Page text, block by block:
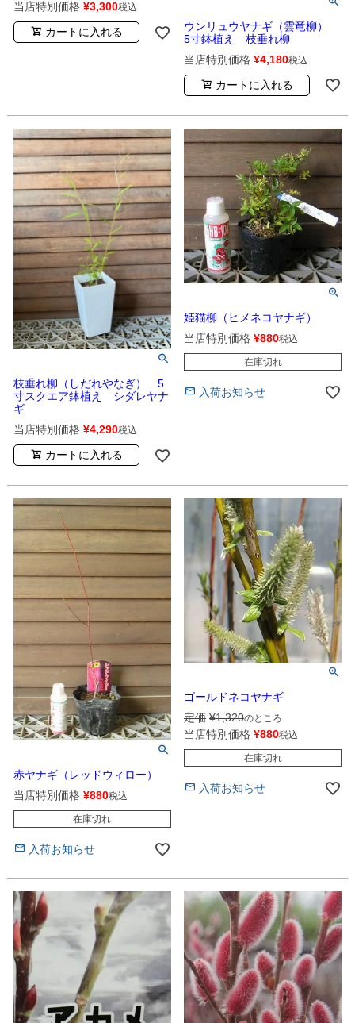
当店特別価格 ¥3,300税込
カートに入れる
ウンリュウヤナギ（雲竜柳）
5寸鉢植え 枝垂れ柳
当店特別価格 ¥4,180税込
カートに入れる
枝垂れ柳（しだれやなぎ） 5
寸スクエア鉢植え シダレヤナ
ギ
当店特別価格 ¥4,290税込
カートに入れる
姫猫柳（ヒメネコヤナギ）
当店特別価格 ¥880税込
在庫切れ
入荷お知らせ
赤ヤナギ（レッドウィロー）
当店特別価格 ¥880税込
在庫切れ
入荷お知らせ
ゴールドネコヤナギ
定価 ¥1,320のところ
当店特別価格 ¥880税込
在庫切れ
入荷お知らせ